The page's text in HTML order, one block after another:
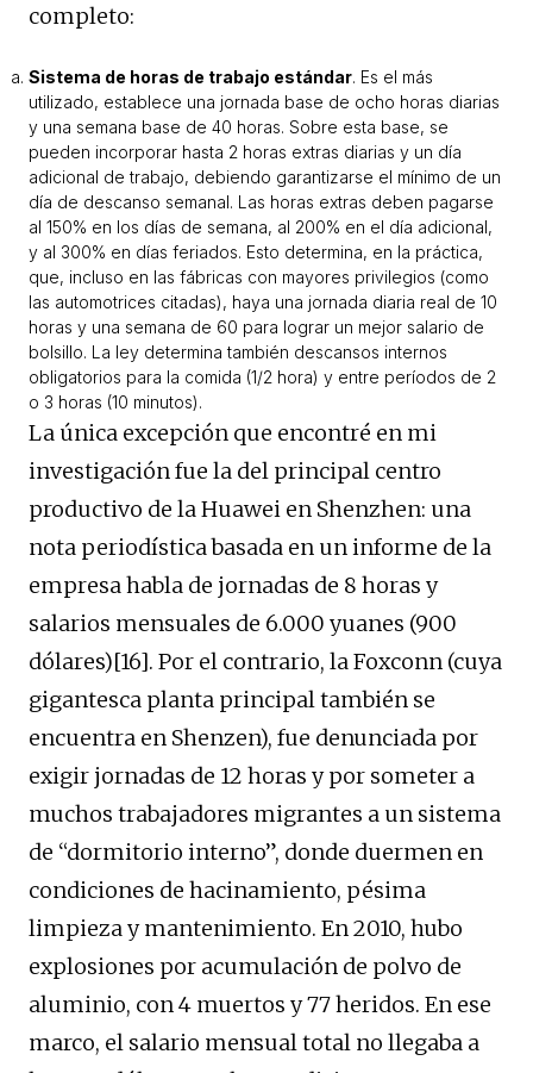
completo:
Sistema de horas de trabajo estándar. Es el más
utilizado, establece una jornada base de ocho horas diarias
y una semana base de 40 horas. Sobre esta base, se
pueden incorporar hasta 2 horas extras diarias y un día
adicional de trabajo, debiendo garantizarse el mínimo de un
día de descanso semanal. Las horas extras deben pagarse
al 150% en los días de semana, al 200% en el día adicional,
y al 300% en días feriados. Esto determina, en la práctica,
que, incluso en las fábricas con mayores privilegios (como
las automotrices citadas), haya una jornada diaria real de 10
horas y una semana de 60 para lograr un mejor salario de
bolsillo. La ley determina también descansos internos
obligatorios para la comida (1/2 hora) y entre períodos de 2
o 3 horas (10 minutos).
La única excepción que encontré en mi
investigación fue la del principal centro
productivo de la Huawei en Shenzhen: una
nota periodística basada en un informe de la
empresa habla de jornadas de 8 horas y
salarios mensuales de 6.000 yuanes (900
dólares)[16]. Por el contrario, la Foxconn (cuya
gigantesca planta principal también se
encuentra en Shenzen), fue denunciada por
exigir jornadas de 12 horas y por someter a
muchos trabajadores migrantes a un sistema
de “dormitorio interno”, donde duermen en
condiciones de hacinamiento, pésima
limpieza y mantenimiento. En 2010, hubo
explosiones por acumulación de polvo de
aluminio, con 4 muertos y 77 heridos. En ese
marco, el salario mensual total no llegaba a